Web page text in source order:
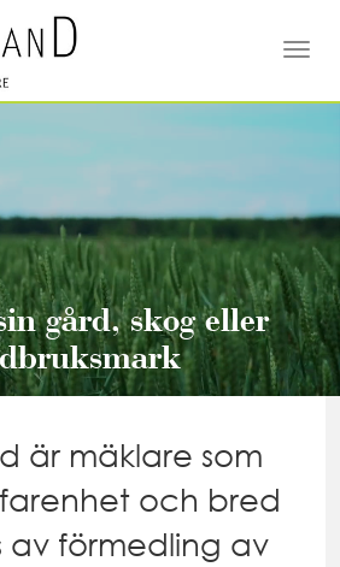
gård, skog eller
är mäklare som
och bred
av förmedling av